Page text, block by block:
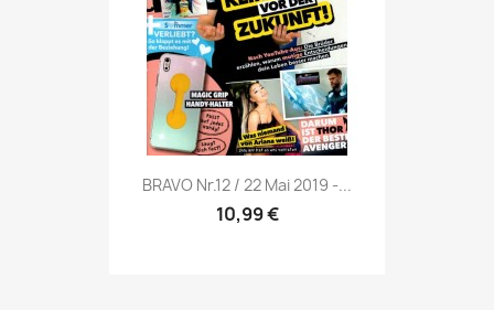
Vorschau
BRAVO Nr.12 / 22 Mai 2019 -...
10,99 €